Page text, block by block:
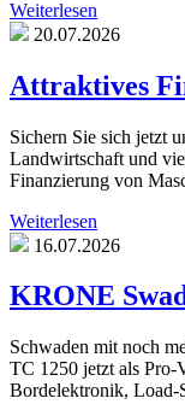
Weiterlesen
20.07.2026
Attraktives
Sichern Sie sich jetzt
Landwirtschaft und
Finanzierung von
Weiterlesen
16.07.2026
KRONE
Schwaden mit noch
TC 1250 jetzt als Pro-
Bordelektronik,